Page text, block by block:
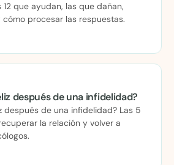
que ayudan, las que dañan,
procesar las respuestas.
después de una infidelidad?
después de una infidelidad? Las 5
la relación y volver a